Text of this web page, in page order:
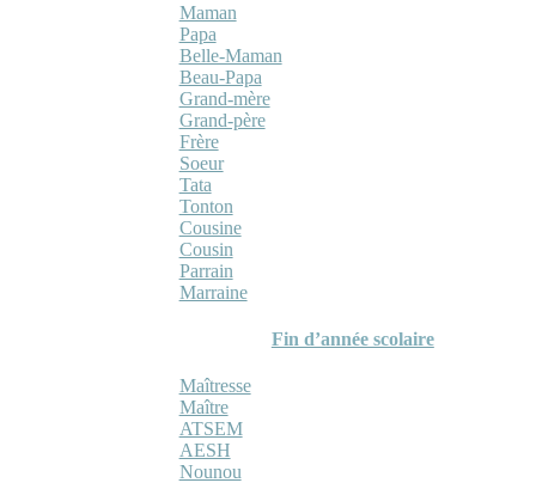
Maman
Papa
Belle-Maman
Beau-Papa
Grand-mère
Grand-père
Frère
Soeur
Tata
Tonton
Cousine
Cousin
Parrain
Marraine
Fin d’année scolaire
Maîtresse
Maître
ATSEM
AESH
Nounou